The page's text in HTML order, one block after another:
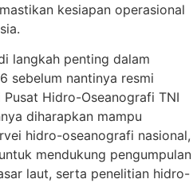
kesiapan operasional
langkah penting dalam
sebelum nantinya resmi
Hidro-Oseanografi TNI
diharapkan mampu
hidro-oseanografi nasional,
mendukung pengumpulan
laut, serta penelitian hidro-